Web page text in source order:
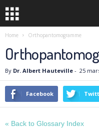
Home Orthopantomogramme
By Dr. Albert Hauteville - 25
Facebook
« Back to Glossary Index